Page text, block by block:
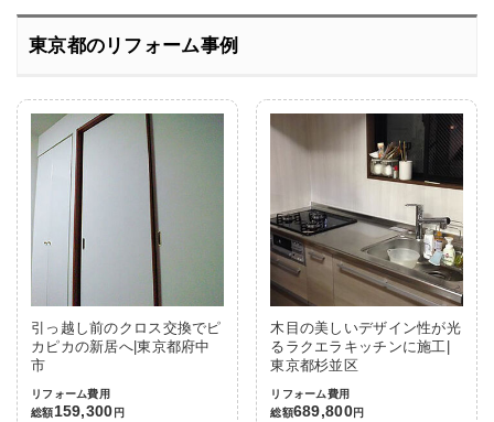
東京都のリフォーム事例
引っ越し前のクロス交換でピ
カピカの新居へ|東京都府中
市
リフォーム費用
総額159,300 円
木目の美しいデザイン性が光
るラクエラキッチンに施工|
東京都杉並区
リフォーム費用
総額689,800円